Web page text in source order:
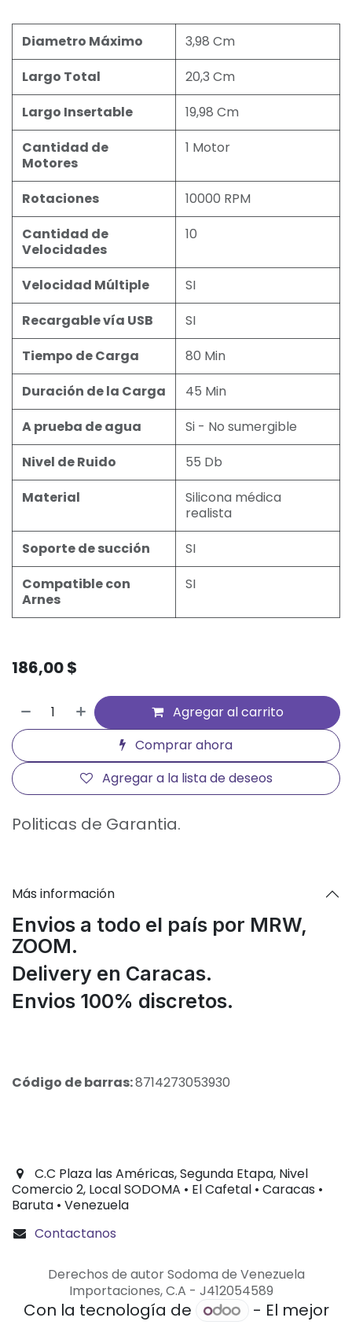
Diametro Máximo
3,98 Cm
Largo Total
20,3 Cm
Largo Insertable
19,98 Cm
Cantidad de
Motores
1 Motor
Rotaciones
10000 RPM
Cantidad de
Velocidades
10
Velocidad Múltiple
SI
Recargable vía USB
SI
Tiempo de Carga
80 Min
Duración de la Carga
45 Min
A prueba de agua
Si - No sumergible
Nivel de Ruido
55 Db
Material
Silicona médica
realista
Soporte de succión
SI
Compatible con
Arnes
SI
186,00$
Agregar al carrito
Comprar ahora
Agregar a la lista de deseos
Politicas de Garantia.
Más información
Envios a todo el país por MRW,
ZOOM.
Delivery en Caracas.
Envios 100% discretos.
Código de barras:8714273053930
C.C Plaza las Américas, Segunda Etapa, Nivel
Comercio 2, Local SODOMA • El Cafetal • Caracas •
Baruta • Venezuela
Contactanos
Derechos de autor Sodoma de Venezuela
Importaciones, C.A - J412054589
Con la tecnología de
- El mejor